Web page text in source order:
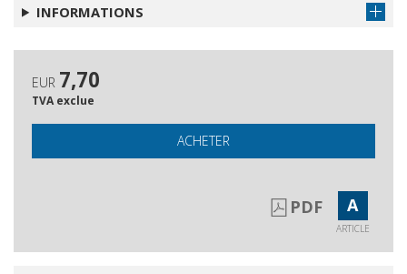
INFORMATIONS
EUR 7,70
TVA exclue
ACHETER
PDF A
ARTICLE